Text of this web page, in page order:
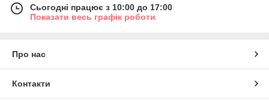
Сьогодні працює з 10:00 до 17:00
Показати весь графік роботи
Про нас
Контакти